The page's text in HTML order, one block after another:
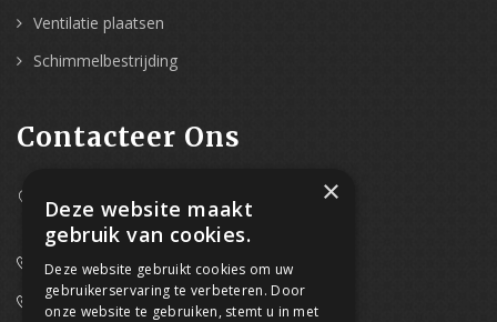
Ventilatie plaatsen
Schimmelbestrijding
Contacteer Ons
Westpoort 37B,
2070 Zwijndrecht
0800/61 667 (24/7 bereikbaar)
03/369.60.29
×
Deze website maakt
gebruik van cookies.
Deze website gebruikt cookies om uw
gebruikerservaring te verbeteren. Door
onze website te gebruiken, stemt u in met